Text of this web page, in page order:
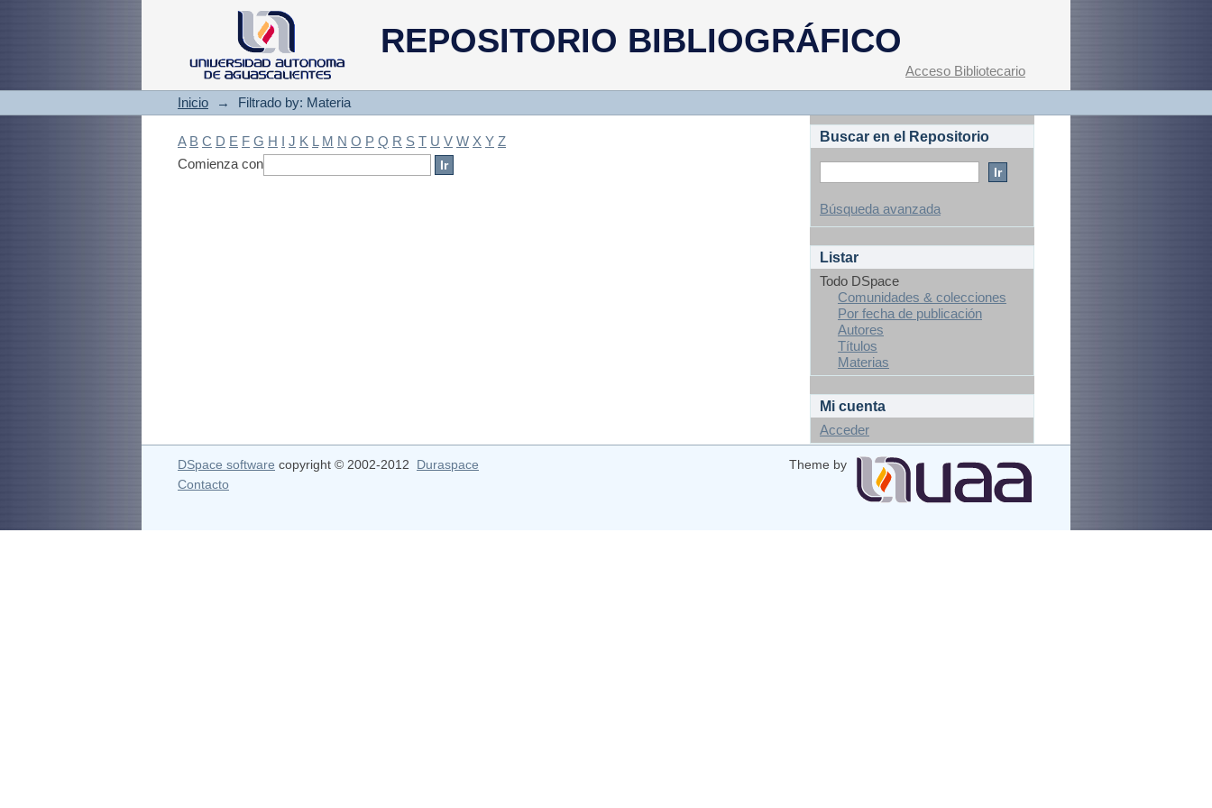
REPOSITORIO BIBLIOGRÁFICO
Filtrado by: Materia
Acceso Bibliotecario
Inicio → Filtrado by: Materia
A B C D E F G H I J K L M N O P Q R S T U V W X Y Z
Comienza con
Buscar en el Repositorio
Búsqueda avanzada
Listar
Todo DSpace
Comunidades & colecciones
Por fecha de publicación
Autores
Títulos
Materias
Mi cuenta
Acceder
DSpace software copyright © 2002-2012 Duraspace
Theme by
Contacto